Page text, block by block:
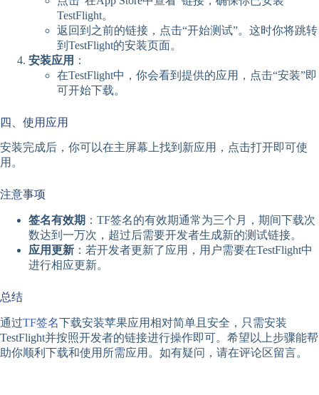
TestFlight。
返回到之前的链接，点击“开始测试”。这时你将跳转
到TestFlight的安装页面。
安装应用 ：
在TestFlight中，你会看到提供的应用，点击“安装”即
可开始下载。
四、使用应用
安装完成后，你可以在主屏幕上找到新应用，点击打开即可使
用。
注意事项
签名有效期 ：TF签名的有效期通常为三个月，期间下载次
数达到一万次，超过后需要开发者生成新的测试链接。
应用更新 ：若开发者更新了应用，用户需要在TestFlight中
进行相应更新。
总结
通过TF签名下载安装苹果应用相对简单且安全，只需安装
TestFlight并按照开发者的链接进行操作即可。希望以上步骤能帮
助你顺利下载和使用所需应用。如有疑问，请在评论区留言。